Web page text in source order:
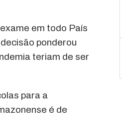
em todo País
ponderou
teriam de ser
para a
é de